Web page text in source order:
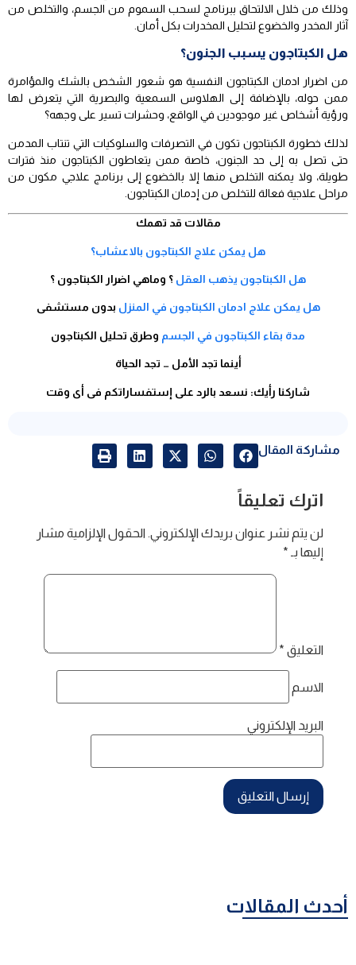
وذلك من خلال الالتحاق ببرنامج لسحب السموم من الجسم، والتخلص من
آثار المخدر والخضوع لتحليل المخدرات بكل أمان.
هل الكبتاجون يسبب الجنون؟
من اضرار ادمان الكبتاجون النفسية هو شعور الشخص بالشك والمؤامرة
ممن حوله، بالإضافة إلى الهلاوس السمعية والبصرية التي يتعرض لها
ورؤية أشخاص غير موجودين في الواقع، وحشرات تسير على وجهه؟
لذلك خطورة الكبتاجون تكون في التصرفات والسلوكيات التي تنتاب المدمن
حتى تصل به إلى حد الجنون، خاصة ممن يتعاطون الكبتاجون منذ فترات
طويلة، ولا يمكنه التخلص منها إلا بالخضوع إلى برنامج علاجي مكون من
مراحل علاجية فعالة للتخلص من إدمان الكبتاجون.
مقالات قد تهمك
هل يمكن علاج الكبتاجون بالاعشاب؟
هل الكبتاجون يذهب العقل ؟ وماهي اضرار الكبتاجون ؟
هل يمكن علاج ادمان الكبتاجون في المنزل بدون مستشفى
مدة بقاء الكبتاجون في الجسم وطرق تحليل الكبتاجون
أينما تجد الأمل … تجد الحياة
شاركنا رأيك: نسعد بالرد على إستفساراتكم فى أى وقت
مشاركة المقال
اترك تعليقاً
لن يتم نشر عنوان بريدك الإلكتروني. الحقول الإلزامية مشار
إليها بـ *
التعليق *
الاسم
البريد الإلكتروني
أحدث المقالات